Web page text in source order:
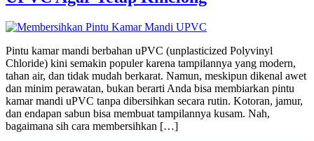
Pintu kamar mandi berbahan uPVC (unplasticized Polyvinyl
Chloride) kini semakin populer karena tampilannya yang modern,
tahan air, dan tidak mudah berkarat. Namun, meskipun dikenal awet
dan minim perawatan, bukan berarti Anda bisa membiarkan pintu
kamar mandi uPVC tanpa dibersihkan secara rutin. Kotoran, jamur,
dan endapan sabun bisa membuat tampilannya kusam. Nah,
bagaimana sih cara membersihkan […]